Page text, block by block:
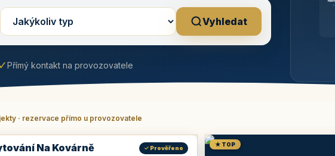
Vyhledat
✓Přímý kontakt na provozovatele
· rezervace přímo u provozovatele
Na Kovárně ✓ Prověřeno
★ TOP